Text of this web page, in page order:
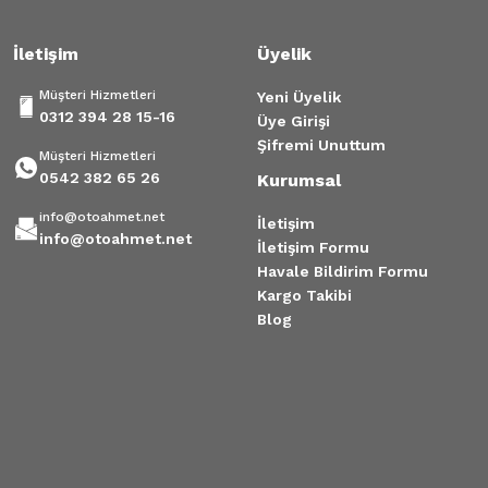
İletişim
Müşteri Hizmetleri
0312 394 28 15-16
Müşteri Hizmetleri
0542 382 65 26
info@otoahmet.net
info@otoahmet.net
Üyelik
Yeni Üyelik
Üye Girişi
Şifremi Unuttum
Kurumsal
İletişim
İletişim Formu
Havale Bildirim Formu
Kargo Takibi
Blog